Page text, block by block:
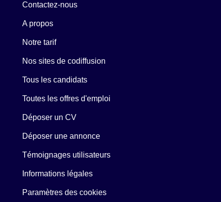
Contactez-nous
A propos
Notre tarif
Nos sites de codiffusion
Tous les candidats
Toutes les offres d'emploi
Déposer un CV
Déposer une annonce
Témoignages utilisateurs
Informations légales
Paramètres des cookies